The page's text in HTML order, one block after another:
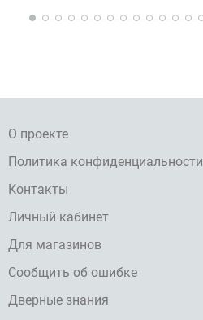
О проекте
Политика конфиденциальности
Контакты
Личный кабинет
Для магазинов
Сообщить об ошибке
Дверные знания